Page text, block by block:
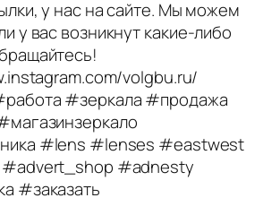
у нас на сайте. Мы можем
у вас возникнут какие-либо
volgbu.ru/
#зеркала #продажа
#lens #lenses #eastwest
#adnesty
#заказать